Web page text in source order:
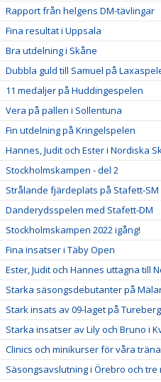
Rapport från helgens DM-tävlingar
Fina resultat i Uppsala
Bra utdelning i Skåne
Dubbla guld till Samuel på
11 medaljer på Huddingespelen
Vera på pallen i Sollentuna
Fin utdelning på Kringelspelen
Hannes, Judit och Ester i Nordiska
Stockholmskampen - del 2
Strålande fjärdeplats på Stafett-SM
Danderydsspelen med Stafett-DM
Stockholmskampen 2022 igång!
Fina insatser i Täby Open
Ester, Judit och Hannes uttagna till
Starka säsongsdebutanter på
Stark insats av 09-laget på
Starka insatser av Lily och Bruno i
Clinics och minikurser för våra
Säsongsavslutning i Örebro och tre